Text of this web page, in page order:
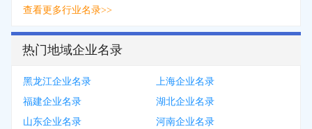
查看更多行业名录>>
热门地域企业名录
黑龙江企业名录
上海企业名录
福建企业名录
湖北企业名录
山东企业名录
河南企业名录